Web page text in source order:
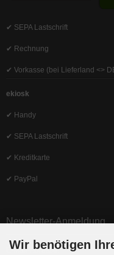
✔ SEPA Lastschrift
✔ Rechnung
✔ Vorkasse (bei Lieferland <>
ekiosk
✔ Handy
✔ SEPA Lastschrift
✔ Kreditkarte
✔ PayPal
Newsletter-Anmeldung
E-Mail-Adresse:
Wir benötigen